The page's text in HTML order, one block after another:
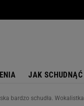
JAK SCHUDNĄĆ
bardzo schudła.